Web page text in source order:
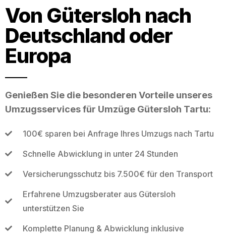
Von Gütersloh nach
Deutschland oder
Europa
Genießen Sie die besonderen Vorteile unseres
Umzugsservices für Umzüge Gütersloh Tartu:
100€ sparen bei Anfrage Ihres Umzugs nach Tartu
Schnelle Abwicklung in unter 24 Stunden
Versicherungsschutz bis 7.500€ für den Transport
Erfahrene Umzugsberater aus Gütersloh
unterstützen Sie
Komplette Planung & Abwicklung inklusive